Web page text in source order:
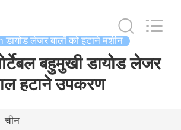
डायोड लेजर बालों को हटाने मशीन
बहुमुखी डायोड लेजर
हटाने उपकरण
चीन